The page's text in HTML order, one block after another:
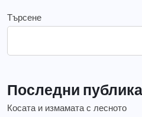
Търсене
Последни
Косата и измамата с лесното